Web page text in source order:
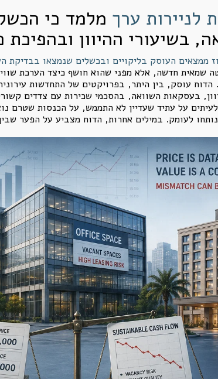
מלמד כי
בשיעורי ההיוון ובהפיכת
שמאית חדשה, אלא מפני שהוא חושף כיצד הערכת
הדוח עוסק, בין היתר, בפרויקטים של התחדשות
בעסקאות השוואה, בהסכמי שכירות עם צדדים
על עתיד שעדיין לא התממש, על הכנסות שטרם
לעומק. במילים אחרות, הדוח מצביע על הפער